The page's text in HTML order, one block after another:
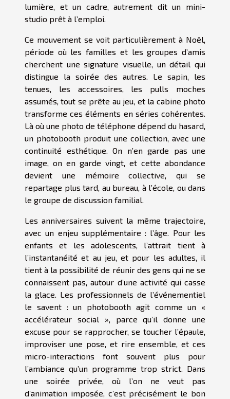
lumière, et un cadre, autrement dit un mini-
studio prêt à l’emploi.
Ce mouvement se voit particulièrement à Noël,
période où les familles et les groupes d’amis
cherchent une signature visuelle, un détail qui
distingue la soirée des autres. Le sapin, les
tenues, les accessoires, les pulls moches
assumés, tout se prête au jeu, et la cabine photo
transforme ces éléments en séries cohérentes.
Là où une photo de téléphone dépend du hasard,
un photobooth produit une collection, avec une
continuité esthétique. On n’en garde pas une
image, on en garde vingt, et cette abondance
devient une mémoire collective, qui se
repartage plus tard, au bureau, à l’école, ou dans
le groupe de discussion familial.
Les anniversaires suivent la même trajectoire,
avec un enjeu supplémentaire : l’âge. Pour les
enfants et les adolescents, l’attrait tient à
l’instantanéité et au jeu, et pour les adultes, il
tient à la possibilité de réunir des gens qui ne se
connaissent pas, autour d’une activité qui casse
la glace. Les professionnels de l’événementiel
le savent : un photobooth agit comme un «
accélérateur social », parce qu’il donne une
excuse pour se rapprocher, se toucher l’épaule,
improviser une pose, et rire ensemble, et ces
micro-interactions font souvent plus pour
l’ambiance qu’un programme trop strict. Dans
une soirée privée, où l’on ne veut pas
d’animation imposée, c’est précisément le bon